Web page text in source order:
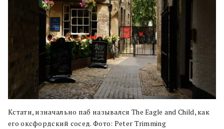
Кстати, изначально паб назывался The Eagle and Child, как
его оксфордский сосед. Фото: Peter Trimming